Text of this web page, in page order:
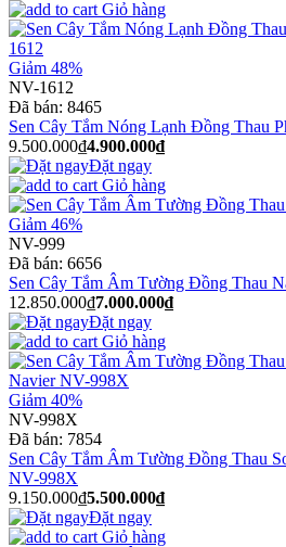
Giỏ hàng
Giảm 48%
NV-1612
Đã bán: 8465
Sen Cây Tắm Nóng Lạnh Đồng Thau
9.500.000₫4.900.000₫
Đặt ngay
Giỏ hàng
Giảm 46%
NV-999
Đã bán: 6656
Sen Cây Tắm Âm Tường Đồng Thau
12.850.000₫7.000.000₫
Đặt ngay
Giỏ hàng
Giảm 40%
NV-998X
Đã bán: 7854
Sen Cây Tắm Âm Tường Đồng Thau
NV-998X
9.150.000₫5.500.000₫
Đặt ngay
Giỏ hàng